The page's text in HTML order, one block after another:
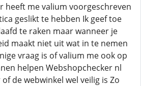
heeft me valium voorgeschreven
geslikt te hebben Ik geef toe
te raken maar wanneer je
maakt niet uit wat in te nemen
vraag is of valium me ook op
helpen Webshopchecker nl
de webwinkel wel veilig is Zo